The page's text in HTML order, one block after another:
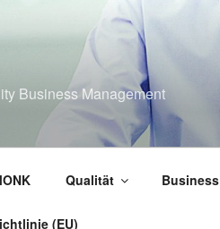
Business Management
Qualität Business
(EU)